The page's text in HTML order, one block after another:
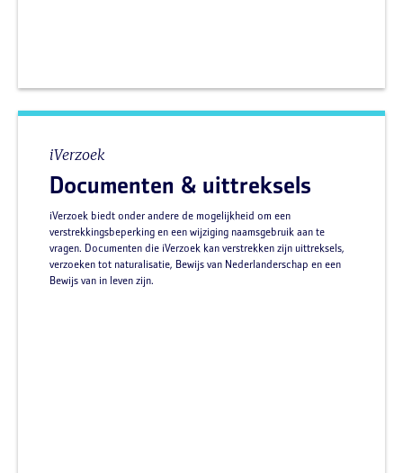
iVerzoek
Documenten & uittreksels
iVerzoek biedt onder andere de mogelijkheid om een
verstrekkingsbeperking en een wijziging naamsgebruik aan te
vragen. Documenten die iVerzoek kan verstrekken zijn uittreksels,
verzoeken tot naturalisatie, Bewijs van Nederlanderschap en een
Bewijs van in leven zijn.